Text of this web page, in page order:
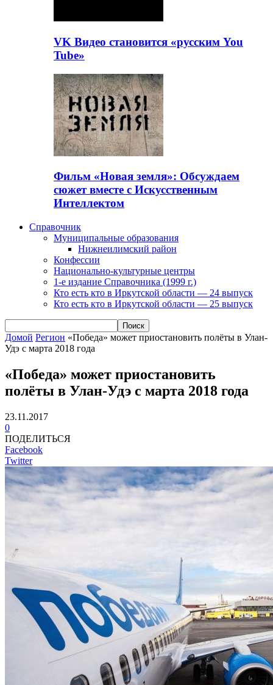
VK Видео становится «русским You
Tube»
Фильм «Новая земля»: Обсуждаем
сюжет вместе с Искусственным
Интеллектом
Справочник
Муниципальные образования
Нижнеилимский район
Конфессии
Национально-культурные центры
1-е издание Справочника (1999 г.)
Кто есть кто в Иркутской области — 24 выпуск
Кто есть кто в Иркутской области — 25 выпуск
Домой Регион «Победа» может приостановить полёты в Улан-
Удэ с марта 2018 года
«Победа» может приостановить
полёты в Улан-Удэ с марта 2018 года
23.11.2017
0
ПОДЕЛИТЬСЯ
Facebook
Twitter